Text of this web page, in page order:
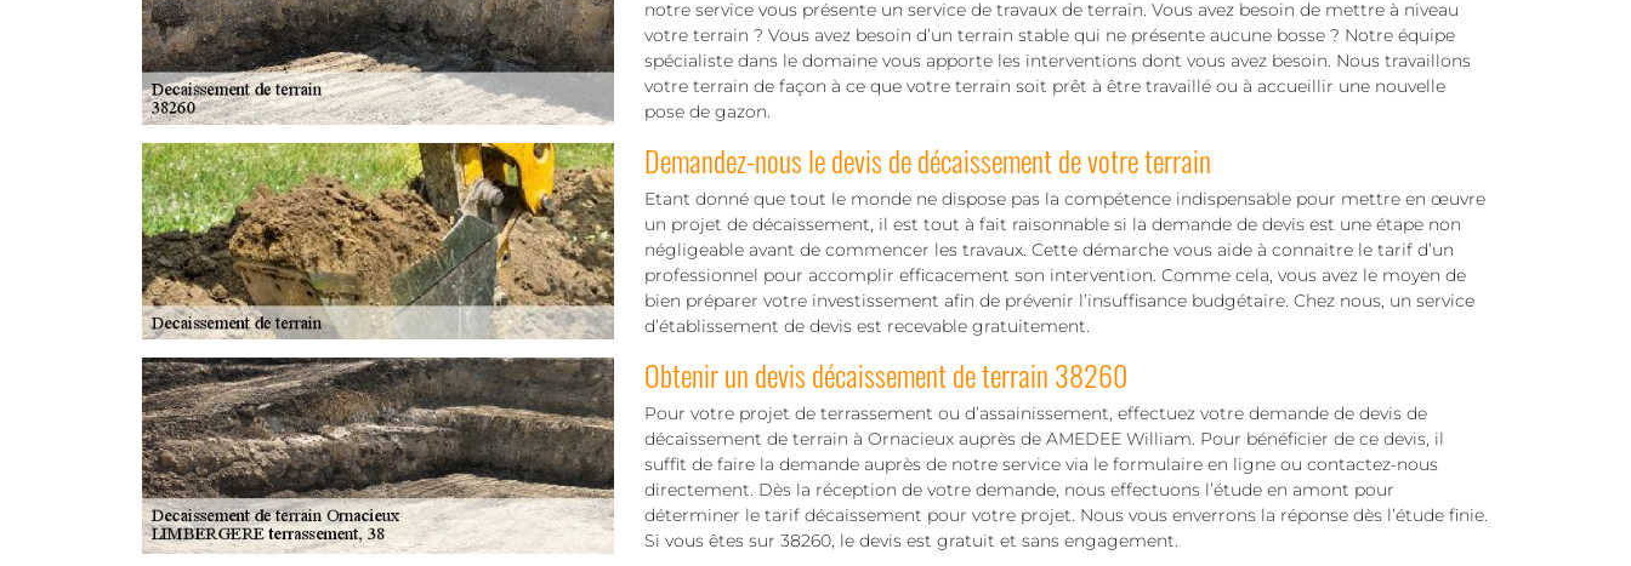
notre service vous présente un service de travaux de terrain. Vous avez besoin de mettre à niveau
votre terrain ? Vous avez besoin d’un terrain stable qui ne présente aucune bosse ? Notre équipe
spécialiste dans le domaine vous apporte les interventions dont vous avez besoin. Nous travaillons
votre terrain de façon à ce que votre terrain soit prêt à être travaillé ou à accueillir une nouvelle
pose de gazon.
Demandez-nous le devis de décaissement de votre terrain
Etant donné que tout le monde ne dispose pas la compétence indispensable pour mettre en œuvre
un projet de décaissement, il est tout à fait raisonnable si la demande de devis est une étape non
négligeable avant de commencer les travaux. Cette démarche vous aide à connaitre le tarif d’un
professionnel pour accomplir efficacement son intervention. Comme cela, vous avez le moyen de
bien préparer votre investissement afin de prévenir l’insuffisance budgétaire. Chez nous, un service
d’établissement de devis est recevable gratuitement.
Obtenir un devis décaissement de terrain 38260
Pour votre projet de terrassement ou d’assainissement, effectuez votre demande de devis de
décaissement de terrain à Ornacieux auprès de AMEDEE William. Pour bénéficier de ce devis, il
suffit de faire la demande auprès de notre service via le formulaire en ligne ou contactez-nous
directement. Dès la réception de votre demande, nous effectuons l’étude en amont pour
déterminer le tarif décaissement pour votre projet. Nous vous enverrons la réponse dès l’étude finie.
Si vous êtes sur 38260, le devis est gratuit et sans engagement.